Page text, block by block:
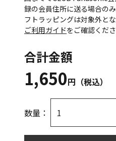
録の会員住所に送る場合の
フトラッピングは対象外と
ご利用ガイドをご確認くださ
合計金額
1,650円（税込）
数量：